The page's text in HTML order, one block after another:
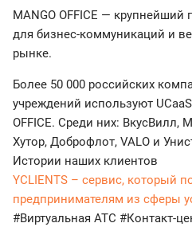
MANGO OFFICE —
для бизнес-коммуникаций и
рынке.
Более 50 000 российских
учреждений используют
OFFICE. Среди них: ВкусВилл,
Хутор, Доброфлот, VALO и
Истории наших клиентов
YCLIENTS – сервис, который
предпринимателям из сферы
#Виртуальная АТС #Контакт-